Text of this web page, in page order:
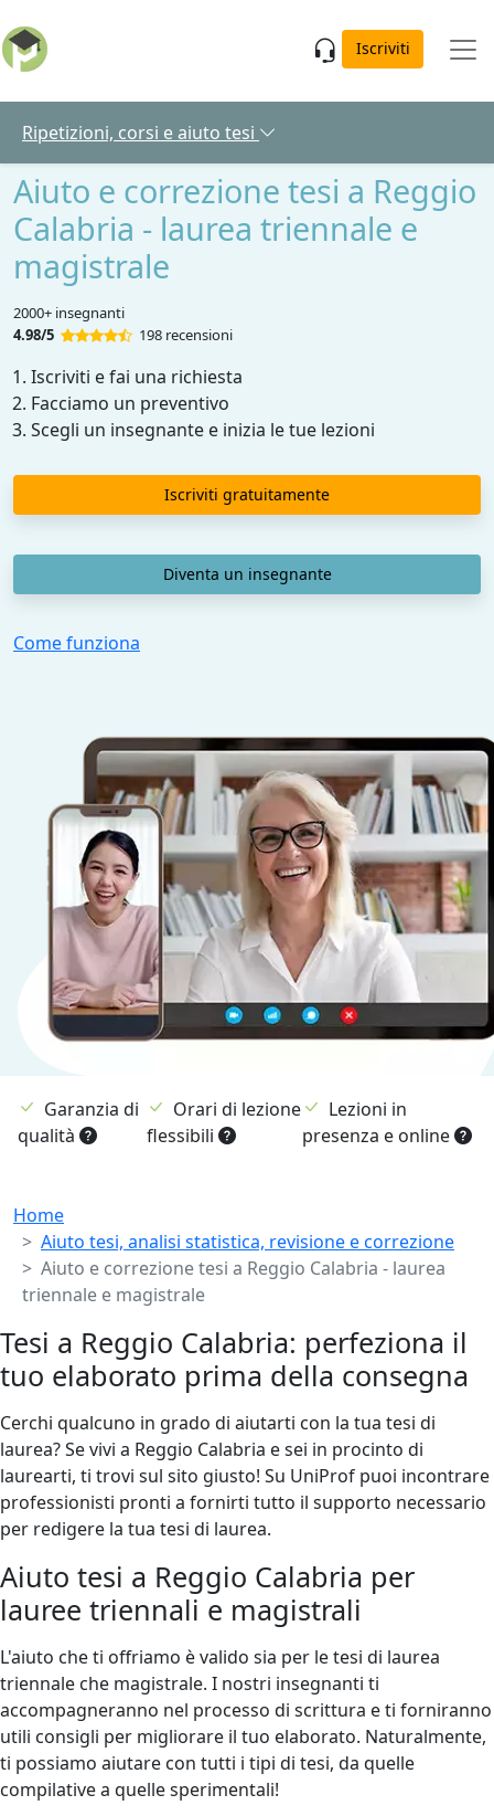
Iscriviti
Ripetizioni, corsi e aiuto tesi
Aiuto e correzione tesi a Reggio
Calabria - laurea triennale e
magistrale
2000+ insegnanti
4.98/5
198 recensioni
Iscriviti e fai una richiesta
Facciamo un preventivo
Scegli un insegnante e inizia le tue lezioni
Iscriviti gratuitamente
Diventa un insegnante
Come funziona
Garanzia di
qualità
Orari di lezione
flessibili
Lezioni in
presenza e online
Breadcrumb
Home
Aiuto tesi, analisi statistica, revisione e correzione
Aiuto e correzione tesi a Reggio Calabria - laurea
triennale e magistrale
Tesi a Reggio Calabria: perfeziona il
tuo elaborato prima della consegna
Cerchi qualcuno in grado di aiutarti con la tua tesi di
laurea? Se vivi a Reggio Calabria e sei in procinto di
laurearti, ti trovi sul sito giusto! Su UniProf puoi incontrare
professionisti pronti a fornirti tutto il supporto necessario
per redigere la tua tesi di laurea.
Aiuto tesi a Reggio Calabria per
lauree triennali e magistrali
L'aiuto che ti offriamo è valido sia per le tesi di laurea
triennale che magistrale. I nostri insegnanti ti
accompagneranno nel processo di scrittura e ti forniranno
utili consigli per migliorare il tuo elaborato. Naturalmente,
ti possiamo aiutare con tutti i tipi di tesi, da quelle
compilative a quelle sperimentali!